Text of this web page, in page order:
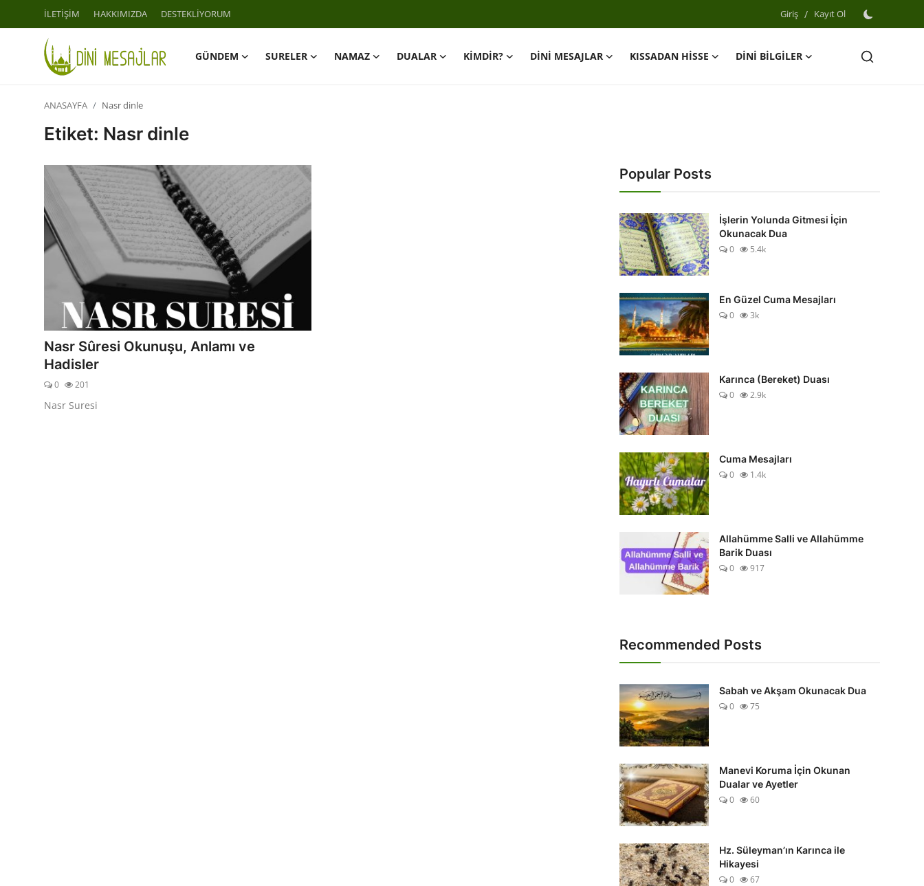
İLETİŞİM HAKKIMIZDA DESTEKLİYORUM Giriş / Kayıt Ol
GÜNDEM SURELER NAMAZ DUALAR KİMDİR? DİNİ MESAJLAR KISSADAN HİSSE
DİNİ BİLGİLER
Giriş
HAKKIMIZDA
DESTEKLİYORUM
SURELER
KİMDİR?
DİNİ MESAJLAR
ANASAYFA Nasr dinle
Etiket: Nasr dinle
Nasr Sûresi Okunuşu, Anlamı ve
Hadisler
0 201
Nasr Suresi
Popular Posts
İşlerin Yolunda Gitmesi İçin
Okunacak Dua
0
5.4k
En Güzel Cuma Mesajları
0
3k
Karınca (Bereket) Duası
0
2.9k
Cuma Mesajları
0
1.4k
Allahümme Salli ve Allahümme
Barik Duası
0
917
Recommended Posts
Sabah ve Akşam Okunacak Dua
0
75
Manevi Koruma İçin Okunan
Dualar ve Ayetler
0
60
Hz. Süleyman’ın Karınca ile
Hikayesi
0
67